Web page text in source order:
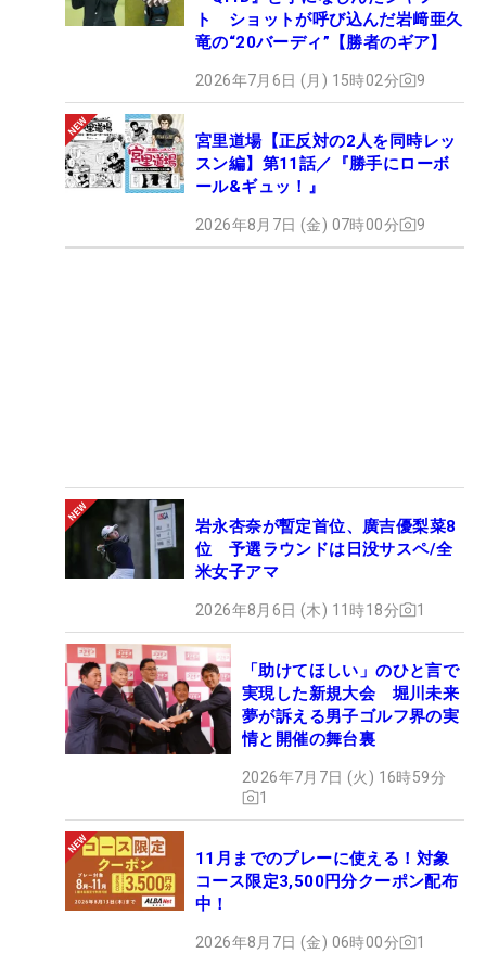
ト ショットが呼び込んだ岩﨑亜久
竜の“20バーディ”【勝者のギア】
2026年7月6日 (月) 15時02分 9
宮里道場【正反対の2人を同時レッ
スン編】第11話／『勝手にローボ
ール&ギュッ！』
2026年8月7日 (金) 07時00分 9
岩永杏奈が暫定首位、廣吉優梨菜8
位 予選ラウンドは日没サスペ/全
米女子アマ
2026年8月6日 (木) 11時18分 1
「助けてほしい」のひと言で
実現した新規大会 堀川未来
夢が訴える男子ゴルフ界の実
情と開催の舞台裏
2026年7月7日 (火) 16時59分
1
11月までのプレーに使える！対象
コース限定3,500円分クーポン配布
中！
2026年8月7日 (金) 06時00分 1